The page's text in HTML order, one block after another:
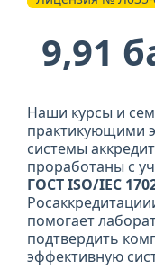
9,91
Наши курсы и
практикующими
системы
проработаны с
ГОСТ ISO/IEC
помогает
подтвердить
эффективную